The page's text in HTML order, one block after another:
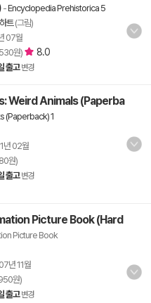
-Encyclopedia Prehistorica 5
트(그림)
07월
원) 8.0
출고 변경
Weird Animals (Paperba
(Paperback) 1
년 02월
원)
출고 변경
Picture Book (Hard
Picture Book
년 11월
원)
출고 변경